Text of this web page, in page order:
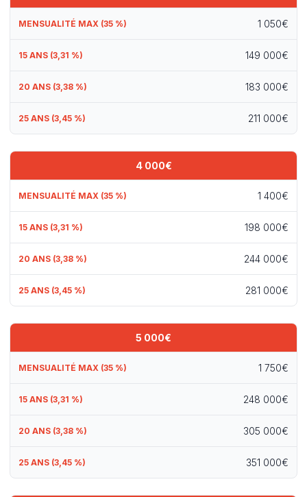
1 050€
149 000€
183 000€
211 000€
4 000€
1 400€
198 000€
244 000€
281 000€
5 000€
1 750€
248 000€
305 000€
351 000€